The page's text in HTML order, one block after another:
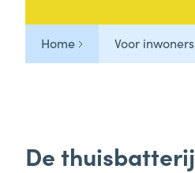
Tips & Tricks
Home Voor inwoners
De thuisbatterij